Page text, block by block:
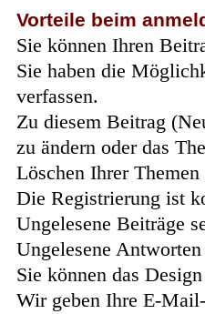
Vorteile beim
Sie können Ihren
Sie haben die
verfassen.
Zu diesem Beitrag
zu ändern oder das
Löschen Ihrer
Die Registrierung ist
Ungelesene Beiträge
Ungelesene
Sie können das
Wir geben Ihre E-